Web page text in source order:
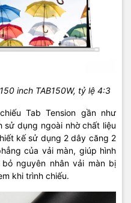
inch TAB150W, tỷ lệ 4:3
Tab Tension gần như
dụng ngoài nhờ chất liệu
kế sử dụng 2 dây căng 2
của vải màn, giúp hình
nguyên nhân vải màn bị
khi trình chiếu.